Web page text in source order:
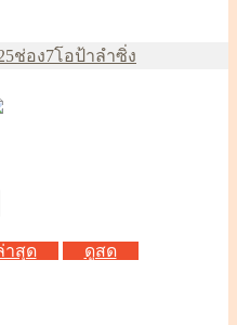
หมวด
ช่อง7ป้าย
โอป้าลำซิ่ง
าสุด ดูสด